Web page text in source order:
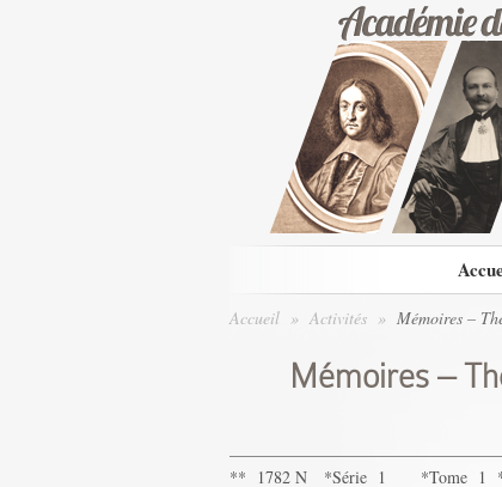
Accueil » Activités » Mémoires –
Mémoires –
** 1782 N *Série 1 *Tome 1